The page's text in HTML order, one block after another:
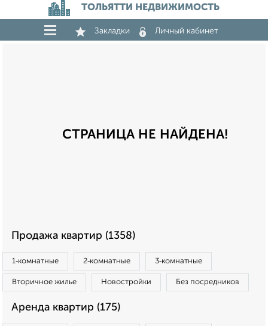
ТОЛЬЯТТИ НЕДВИЖИМОСТЬ
Закладки Личный кабинет
СТРАНИЦА НЕ НАЙДЕНА!
Продажа квартир (1358)
1‑комнатные 2‑комнатные 3‑комнатные
Вторичное жилье Новостройки Без посредников
Аренда квартир (175)